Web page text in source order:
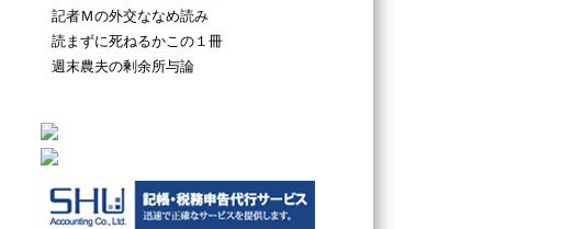
記者Ｍの外交ななめ読み
読まずに死ねるかこの１冊
週末農夫の剰余所与論